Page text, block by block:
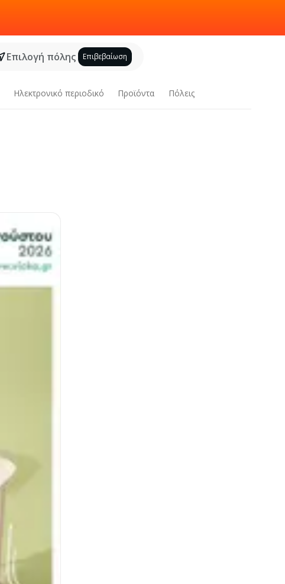
Επιλογή πόλης Επιβεβαίωση
Ηλεκτρονικό περιοδικό Προϊόντα Πόλεις